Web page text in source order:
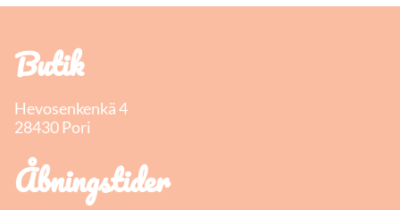
Butik
Hevosenkenkä 4
28430 Pori
Åbningstider